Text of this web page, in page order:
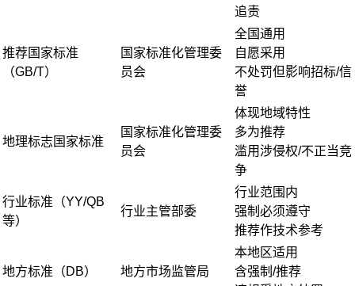
追责
推荐国家标准
（GB/T）
国家标准化管理委
员会
全国通用
自愿采用
不处罚但影响招标/信
誉
地理标志国家标准
国家标准化管理委
员会
体现地域特性
多为推荐
滥用涉侵权/不正当竞
争
行业标准（YY/QB
等）
行业主管部委
行业范围内
强制必须遵守
推荐作技术参考
地方标准（DB） 地方市场监管局
本地区适用
含强制/推荐